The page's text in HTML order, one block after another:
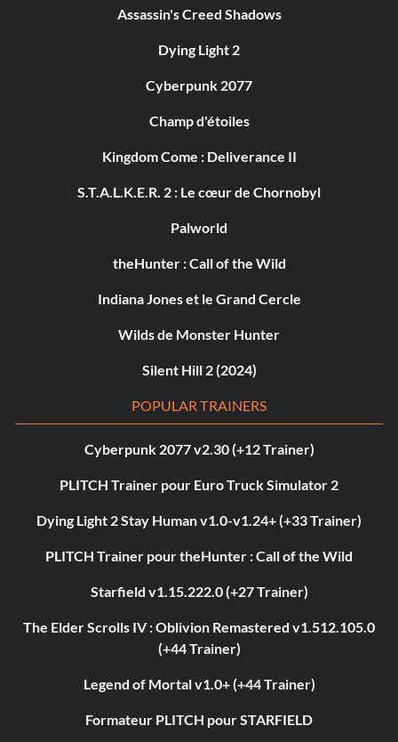
Assassin's Creed Shadows
Dying Light 2
Cyberpunk 2077
Champ d'étoiles
Kingdom Come : Deliverance II
S.T.A.L.K.E.R. 2 : Le cœur de Chornobyl
Palworld
theHunter : Call of the Wild
Indiana Jones et le Grand Cercle
Wilds de Monster Hunter
Silent Hill 2 (2024)
POPULAR TRAINERS
Cyberpunk 2077 v2.30 (+12 Trainer)
PLITCH Trainer pour Euro Truck Simulator 2
Dying Light 2 Stay Human v1.0-v1.24+ (+33 Trainer)
PLITCH Trainer pour theHunter : Call of the Wild
Starfield v1.15.222.0 (+27 Trainer)
The Elder Scrolls IV : Oblivion Remastered v1.512.105.0
(+44 Trainer)
Legend of Mortal v1.0+ (+44 Trainer)
Formateur PLITCH pour STARFIELD